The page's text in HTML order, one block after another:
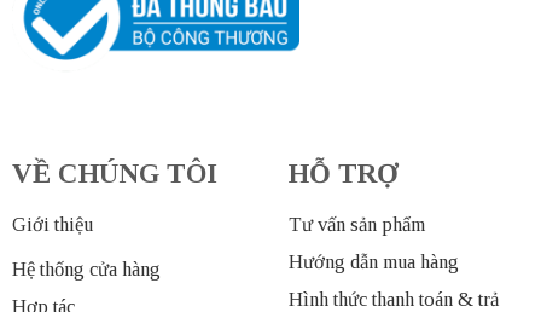
VỀ CHÚNG TÔI
Giới thiệu
Hệ thống cửa hàng
Hợp tác
HỖ TRỢ
Tư vấn sản phẩm
Hướng dẫn mua hàng
Hình thức thanh toán & trả